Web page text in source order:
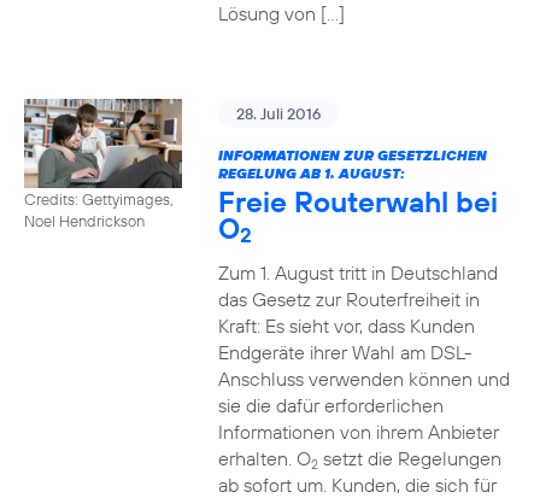
Lösung von […]
Credits: Gettyimages,
Noel Hendrickson
28. Juli 2016
INFORMATIONEN ZUR GESETZLICHEN
REGELUNG AB 1. AUGUST:
Freie Routerwahl bei
O2
Zum 1. August tritt in Deutschland
das Gesetz zur Routerfreiheit in
Kraft: Es sieht vor, dass Kunden
Endgeräte ihrer Wahl am DSL-
Anschluss verwenden können und
sie die dafür erforderlichen
Informationen von ihrem Anbieter
erhalten. O2setzt die Regelungen
ab sofort um. Kunden, die sich für